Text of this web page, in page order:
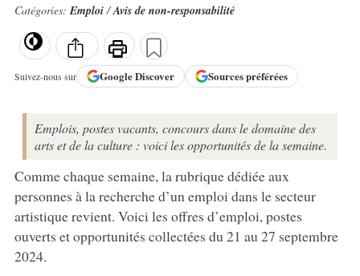
Catégories:Emploi/Avis de non-responsabilité
Suivez-nous sur GoogleDiscover Sources préférées
Emplois, postes vacants, concours dans le domaine des
arts et de la culture : voici les opportunités de la semaine.
Comme chaque semaine, la rubrique dédiée aux
personnes à la recherche d’un emploi dans le secteur
artistique revient. Voici les offres d’emploi, postes
ouverts et opportunités collectées du 21 au 27 septembre
2024.